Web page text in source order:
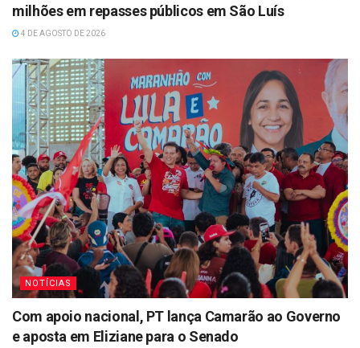
milhões em repasses públicos em São Luís
4 DE AGOSTO DE 2026
NOTÍCIAS
Com apoio nacional, PT lança Camarão ao Governo
e aposta em Eliziane para o Senado